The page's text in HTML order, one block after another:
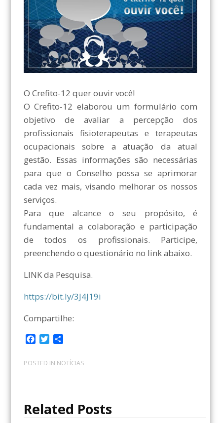
O Crefito-12 quer ouvir você!
O Crefito-12 elaborou um formulário com
objetivo de avaliar a percepção dos
profissionais fisioterapeutas e terapeutas
ocupacionais sobre a atuação da atual
gestão. Essas informações são necessárias
para que o Conselho possa se aprimorar
cada vez mais, visando melhorar os nossos
serviços.
Para que alcance o seu propósito, é
fundamental a colaboração e participação
de todos os profissionais. Participe,
preenchendo o questionário no link abaixo.
LINK da Pesquisa.
https://bit.ly/3J4J19i
Compartilhe:
c
e
k
i
t
m
p
i
POSTED IN NOTÍCIAS
Related Posts